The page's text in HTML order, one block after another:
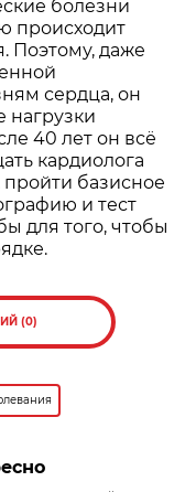
болезни
происходит
Поэтому, даже
сердца, он
нагрузки
40 лет он всё
кардиолога
пройти базисное
и тест
для того, чтобы
(0)